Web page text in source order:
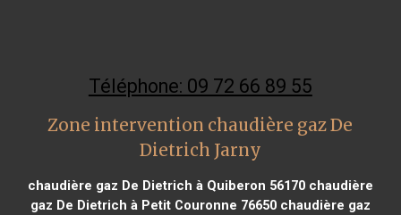
Téléphone: 09 72 66 89 55
Zone intervention chaudière gaz De
Dietrich Jarny
chaudière gaz De Dietrich à Quiberon 56170chaudière
gaz De Dietrich à Petit Couronne 76650chaudière gaz